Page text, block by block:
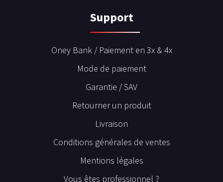
Support
Oney Bank / Paiement en 3x & 4x
Mode de paiement
Garantie / SAV
Retourner un produit
Livraison
Conditions générales de ventes
Mentions légales
Vous êtes professionnel ?